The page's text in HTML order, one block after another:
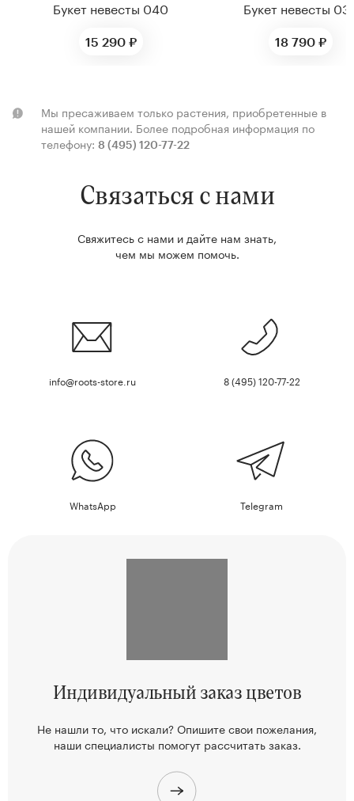
Букет невесты 040
15 290 ₽
Букет невесты
18 790 ₽
Мы пресаживаем только растения, приобретенные в
нашей компании. Более подробная информация по
телефону: 8 (495) 120-77-22
Связаться с нами
Свяжитесь с нами и дайте нам знать,
чем мы можем помочь.
info@roots-store.ru 8 (495) 120-77-22
WhatsApp Telegram
Индивидуальныйзаказ цветов
Не нашли то, что искали? Опишите свои пожелания,
нашиспециалисты помогут рассчитать заказ.